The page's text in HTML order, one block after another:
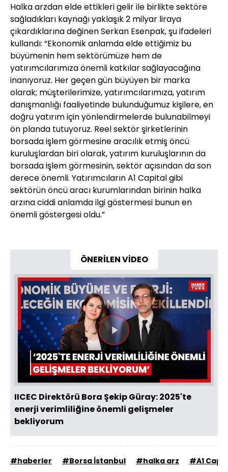
Halka arzdan elde ettikleri gelir ile birlikte sektöre
sağladıkları kaynağı yaklaşık 2 milyar liraya
çıkardıklarına değinen Serkan Esenpak, şu ifadeleri
kullandı: “Ekonomik anlamda elde ettiğimiz bu
büyümenin hem sektörümüze hem de
yatırımcılarımıza önemli katkılar sağlayacağına
inanıyoruz. Her geçen gün büyüyen bir marka
olarak; müşterilerimize, yatırımcılarımıza, yatırım
danışmanlığı faaliyetinde bulunduğumuz kişilere, en
doğru yatırım için yönlendirmelerde bulunabilmeyi
ön planda tutuyoruz. Reel sektör şirketlerinin
borsada işlem görmesine aracılık etmiş öncü
kuruluşlardan biri olarak, yatırım kuruluşlarının da
borsada işlem görmesinin, sektör açısından da son
derece önemli. Yatırımcıların A1 Capital gibi
sektörün öncü aracı kurumlarından birinin halka
arzına ciddi anlamda ilgi göstermesi bunun en
önemli göstergesi oldu.”
ÖNERİLEN VİDEO
Videoyu
Oynat
IICEC Direktörü Bora Şekip Güray: 2025'te
enerji verimliliğine önemli gelişmeler
bekliyorum
#haberler #Borsa İstanbul #halka arz #A1